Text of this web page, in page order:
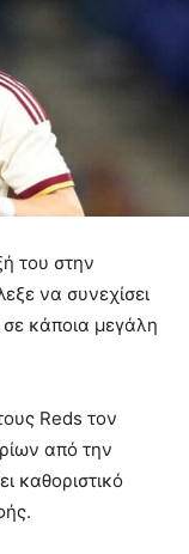
του στην
να συνεχίσει
κάποια μεγάλη
Reds τον
από την
καθοριστικό